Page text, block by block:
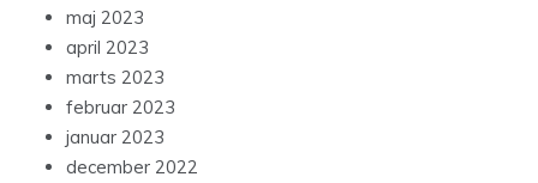
april 2023
marts 2023
februar 2023
januar 2023
december 2022
november 2022